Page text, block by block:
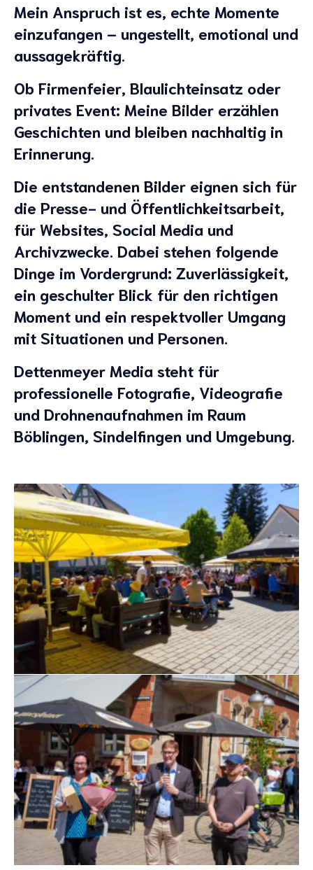
Mein Anspruch ist es, echte Momente
einzufangen – ungestellt, emotional und
aussagekräftig.
Ob Firmenfeier, Blaulichteinsatz oder
privates Event: Meine Bilder erzählen
Geschichten und bleiben nachhaltig in
Erinnerung.
Die entstandenen Bilder eignen sich für
die Presse- und Öffentlichkeitsarbeit,
für Websites, Social Media und
Archivzwecke. Dabei stehen folgende
Dinge im Vordergrund: Zuverlässigkeit,
ein geschulter Blick für den richtigen
Moment und ein respektvoller Umgang
mit Situationen und Personen.
Dettenmeyer Media steht für
professionelle Fotografie, Videografie
und Drohnenaufnahmen im Raum
Böblingen, Sindelfingen und Umgebung.